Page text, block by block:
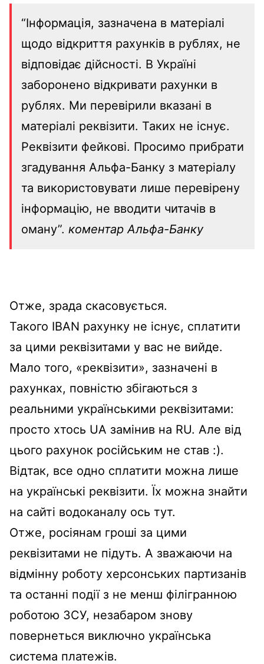
“Інформація, зазначена в матеріалі
щодо відкриття рахунків в рублях, не
відповідає дійсності. В Україні
заборонено відкривати рахунки в
рублях. Ми перевірили вказані в
матеріалі реквізити. Таких не існує.
Реквізити фейкові. Просимо прибрати
згадування Альфа-Банку з матеріалу
та використовувати лише перевірену
інформацію, не вводити читачів в
оману”. коментар Альфа-Банку
Отже, зрада скасовується.
Такого IBAN рахунку не існує, сплатити
за цими реквізитами у вас не вийде.
Мало того, «реквізити», зазначені в
рахунках, повністю збігаються з
реальними українськими реквізитами:
просто хтось UA замінив на RU. Але від
цього рахунок російським не став :).
Відтак, все одно сплатити можна лише
на українські реквізити. Їх можна знайти
на сайті водоканалу ось тут.
Отже, росіянам гроші за цими
реквізитами не підуть. А зважаючи на
відмінну роботу херсонських партизанів
та останні події з не менш філігранною
роботою ЗСУ, незабаром знову
повернеться виключно українська
система платежів.